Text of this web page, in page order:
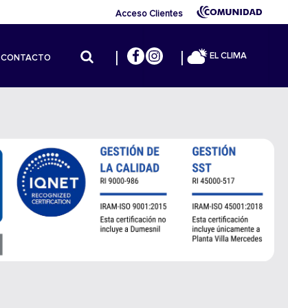
Acceso Clientes
CONTACTO EL CLIMA